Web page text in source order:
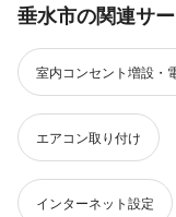
垂水市の関連サ
室内コンセント増設・
エアコン取り付け
インターネット設定